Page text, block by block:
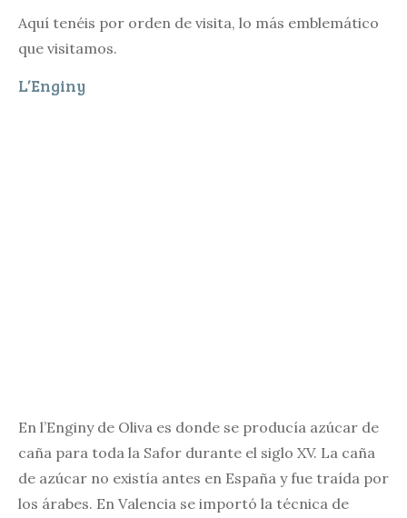
Aquí tenéis por orden de visita, lo más emblemático
que visitamos.
L’Enginy
En l’Enginy de Oliva es donde se producía azúcar de
caña para toda la Safor durante el siglo XV. La caña
de azúcar no existía antes en España y fue traída por
los árabes. En Valencia se importó la técnica de